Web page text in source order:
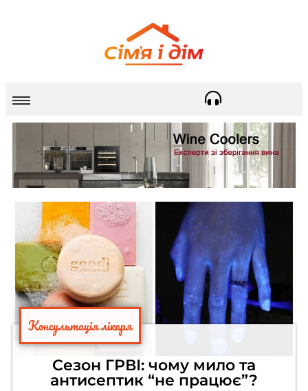
Консультація лікаря
Сезон ГРВІ: чому мило та
антисептик “не працює”?